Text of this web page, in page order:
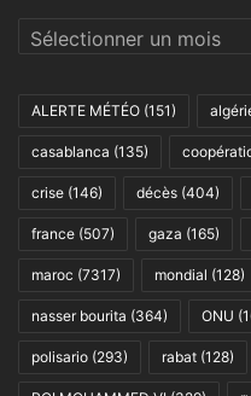
Archives
ALERTE MÉTÉO (151)
casablanca (135)
crise (146) décès (404)
france (507) gaza (165)
maroc (7317) mondial (128)
nasser bourita (364) ONU
polisario (293) rabat (128)